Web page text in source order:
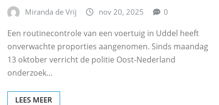
Miranda de Vrij nov 20, 2025 0
Een routinecontrole van een voertuig in Uddel heeft
onverwachte proporties aangenomen. Sinds maandag
13 oktober verricht de politie Oost-Nederland
onderzoek…
LEES MEER